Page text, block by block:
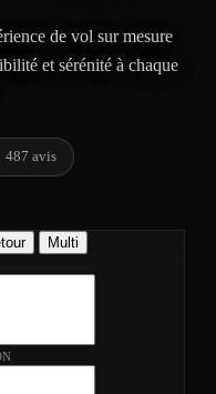
de vol sur mesure
et sérénité à chaque
487 avis
Multi